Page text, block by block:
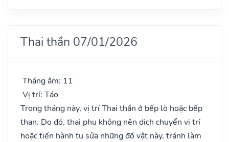
Thai thần 07/01/2026
Tháng âm: 11
Vị trí: Táo
Trong tháng này, vị trí Thai thần ở bếp lò hoặc bếp
than. Do đó, thai phụ không nên dịch chuyển vị trí
hoặc tiến hành tu sửa những đồ vật này, tránh làm